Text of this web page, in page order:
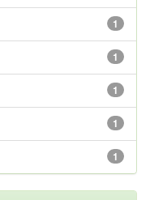
1
1
1
1
1